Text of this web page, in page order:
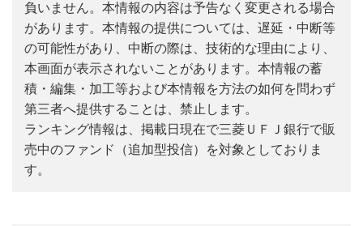
負いません。本情報の内容は予告なく変更される場合
があります。本情報の提供については、遅延・中断等
の可能性があり、中断の際は、技術的な理由により、
本画面が表示されないことがあります。本情報の蓄
積・編集・加工等および本情報を方法の如何を問わず
第三者へ提供することは、禁止します。
ランキング情報は、掲載日現在で三菱ＵＦＪ銀行で販
売中のファンド（追加型投信）を対象としておりま
す。